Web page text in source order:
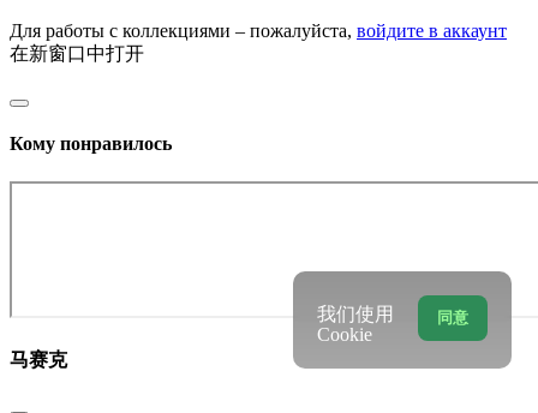
Для работы с коллекциями – пожалуйста, войдите в аккаунт
在新窗口中打开
Кому понравилось
马赛克
同意
我们使用
Cookie